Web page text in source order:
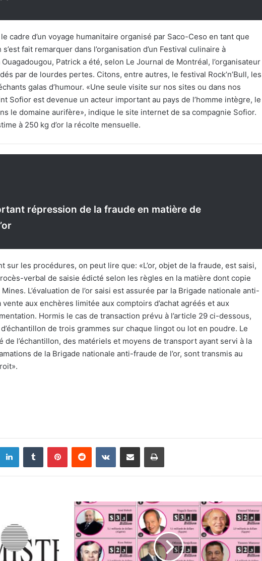
cadre d’un voyage humanitaire organisé par Saco-Ceso en tant que
fait remarquer dans l’organisation d’un Festival culinaire à
Patrick a été, selon Le Journal de Montréal, l’organisateur
par de lourdes pertes. Citons, entre autres, le festival Rock’n’Bull, les
galas d’humour. «Une seule visite sur nos sites ou dans nos
Sofior est devenue un acteur important au pays de l’homme intègre, le
le domaine aurifère», indique le site internet de sa compagnie Sofior.
à 250 kg d’or la récolte mensuelle.
répression de la fraude en matière de
les procédures, on peut lire que: «L’or, objet de la fraude, est saisi,
verbal de saisie édicté selon les règles en la matière dont copie
L’évaluation de l’or saisi est assurée par la Brigade nationale anti-
aux enchères limitée aux comptoirs d’achat agréés et aux
Hormis le cas de transaction prévu à l’article 29 ci-dessous,
d’échantillon de trois grammes sur chaque lingot ou lot en poudre. Le
de l’échantillon, des matériels et moyens de transport ayant servi à la
de la Brigade nationale anti-fraude de l’or, sont transmis au
C
l
a
s
s
e